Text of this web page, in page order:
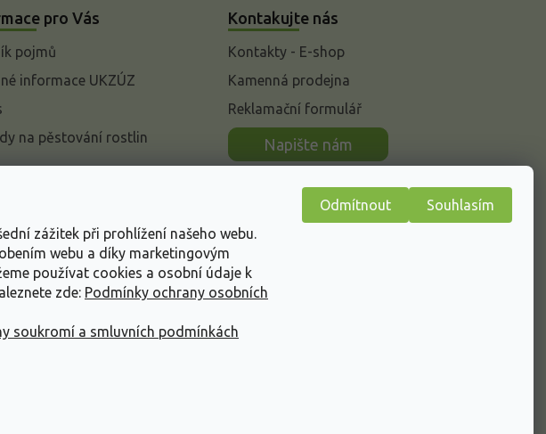
zážitek při prohlížení našeho webu.
webu a díky marketingovým
používat cookies a osobní údaje k
zde: Podmínky ochrany osobních
soukromí a smluvních podmínkách
Odmítnout Souhlasím
pro Vás
pojmů
informace UKZÚZ
na pěstování rostlin
Kontakujte nás
Kontakty - E-shop
Kamenná prodejna
Reklamační formulář
Napište nám